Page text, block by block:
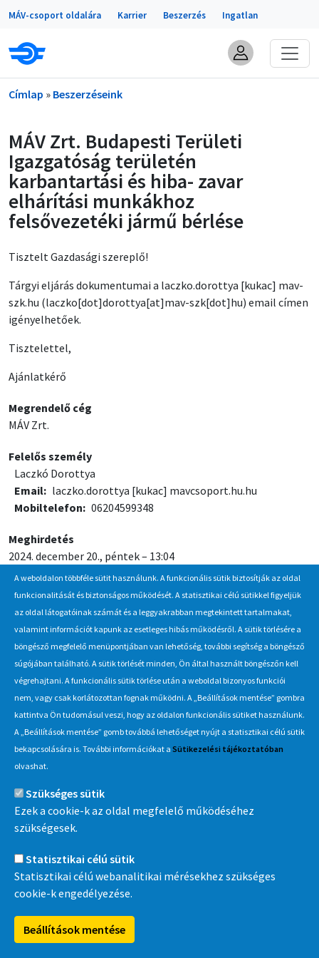
Ugrás a tartalomra
Portálok
MÁV-csoport oldalára Karrier Beszerzés Ingatlan
Morzsa
Címlap Beszerzéseink
MÁV Zrt. Budapesti Területi
Igazgatóság területén
karbantartási és hiba- zavar
elhárítási munkákhoz
felsővezetéki jármű bérlése
Tisztelt Gazdasági szereplő!
Tárgyi eljárás dokumentumai a laczko.dorottya [kukac] mav-
szk.hu (laczko[dot]dorottya[at]mav-szk[dot]hu) email címen
igényelhetőek.
Tisztelettel,
Ajánlatkérő
Megrendelő cég
MÁV Zrt.
Felelős személy
Laczkó Dorottya
Email
laczko.dorottya [kukac] mavcsoport.hu.hu
Mobiltelefon
06204599348
Meghirdetés
2024. december 20., péntek – 13:04
Jelentkezési / beadási határidő
2025. január 21., kedd – 10:00
Hírlevél
Iratkozzon fel Beszerzés Hírlevél szolgáltatásunkra, hogy értesüljön
a MÁV-csoport által indított új beszerzési eljárásokról, anyag,
eszközértékesítési akciókról.
Érdekel
Információ
MÁV-csoport
A weboldalon többféle sütit használunk. A funkcionális sütik biztosítják az oldal
funkcionalitását és biztonságos működését. A statisztikai célú sütikkel figyeljük
az oldal látogatóinak számát és a leggyakrabban megtekintett tartalmakat,
valamint információt kapunk az esetleges hibás működésről. A sütik törlésére a
böngésző megfelelő menüpontjában van lehetőség, további segítség a böngésző
súgójában található. A sütik törlését minden, Ön által használt böngészőn kell
végrehajtani. A funkcionális sütik törlése után a weboldal bizonyos funkciói
nem, vagy csak korlátozottan fognak működni. A „Beállítások mentése” gombra
kattintva Ön tudomásul veszi, hogy az oldalon funkcionális sütiket használunk.
A „Beállítások mentése” gomb továbbá lehetőséget nyújt a statisztikai célú sütik
bekapcsolására is. További információkat a Sütikezelési tájékoztatóban
olvashat.
Szükséges sütik
Ezek a cookie-k az oldal megfelelő működéséhez
szükségesek.
Statisztikai célú sütik
Statisztikai célú webanalitikai mérésekhez szükséges
cookie-k engedélyezése.
Beállítások mentése